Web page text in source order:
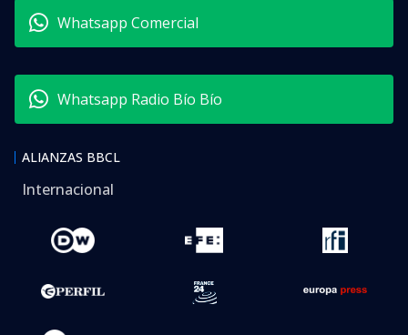
Whatsapp Comercial
Whatsapp Radio Bío Bío
ALIANZAS BBCL
Internacional